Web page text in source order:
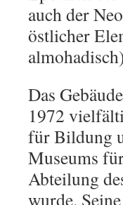
auch der
östlicher
Das
1972
für Bildung
Museums
Abteilung
wurde.